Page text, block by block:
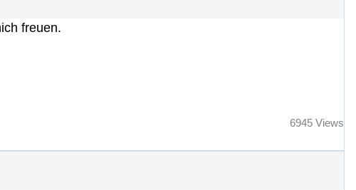
freuen.
6945 Views